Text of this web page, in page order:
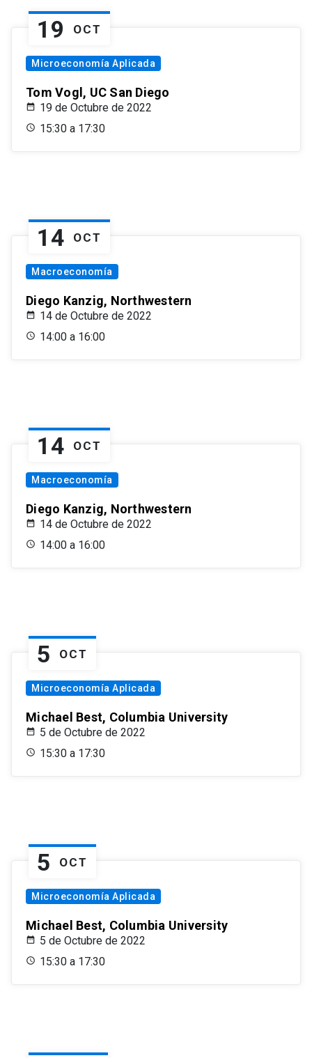
19 OCT
Microeconomía Aplicada
Tom Vogl, UC San Diego
19 de Octubre de 2022
15:30 a 17:30
14 OCT
Macroeconomía
Diego Kanzig, Northwestern
14 de Octubre de 2022
14:00 a 16:00
14 OCT
Macroeconomía
Diego Kanzig, Northwestern
14 de Octubre de 2022
14:00 a 16:00
5 OCT
Microeconomía Aplicada
Michael Best, Columbia University
5 de Octubre de 2022
15:30 a 17:30
5 OCT
Microeconomía Aplicada
Michael Best, Columbia University
5 de Octubre de 2022
15:30 a 17:30